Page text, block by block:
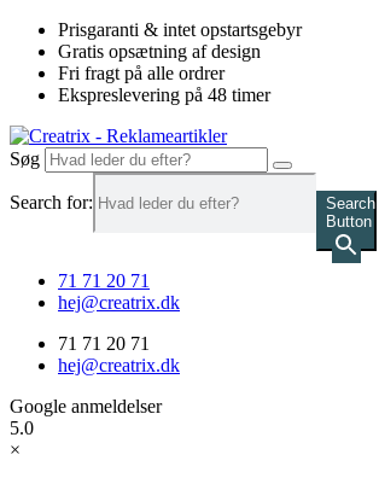
Videre
indhold
Prisgaranti & intet opstartsgebyr
Gratis opsætning af design
Fri fragt på alle ordrer
Ekspreslevering på 48 timer
Søg
Search for:
Search
Button
71 71 20 71
hej@creatrix.dk
71 71 20 71
hej@creatrix.dk
Google anmeldelser
5.0
×